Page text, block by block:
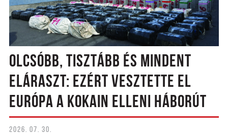
OLCSÓBB, TISZTÁBB ÉS MINDENT
ELÁRASZT: EZÉRT VESZTETTE EL
EURÓPA A KOKAIN ELLENI HÁBORÚT
2026. 07. 30.